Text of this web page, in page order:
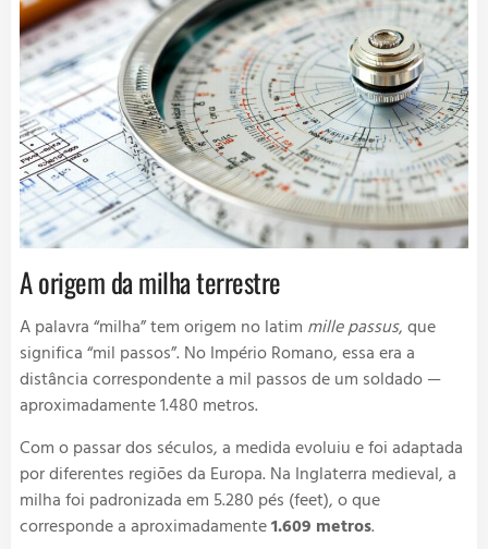
A origem da milha terrestre
A palavra “milha” tem origem no latim mille passus, que
significa “mil passos”. No Império Romano, essa era a
distância correspondente a mil passos de um soldado —
aproximadamente 1.480 metros.
Com o passar dos séculos, a medida evoluiu e foi adaptada
por diferentes regiões da Europa. Na Inglaterra medieval, a
milha foi padronizada em 5.280 pés (feet), o que
corresponde a aproximadamente1.609 metros.